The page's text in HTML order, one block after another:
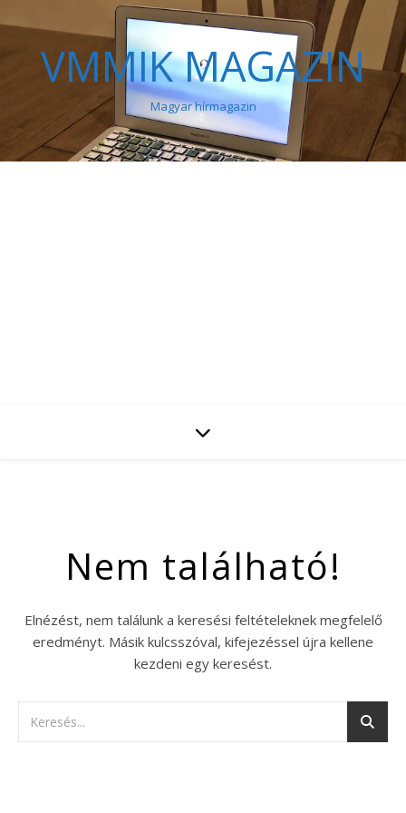
VMMIK MAGAZIN
Magyar hírmagazin
Nem található!
Elnézést, nem találunk a keresési feltételeknek megfelelő
eredményt. Másik kulcsszóval, kifejezéssel újra kellene
kezdeni egy keresést.